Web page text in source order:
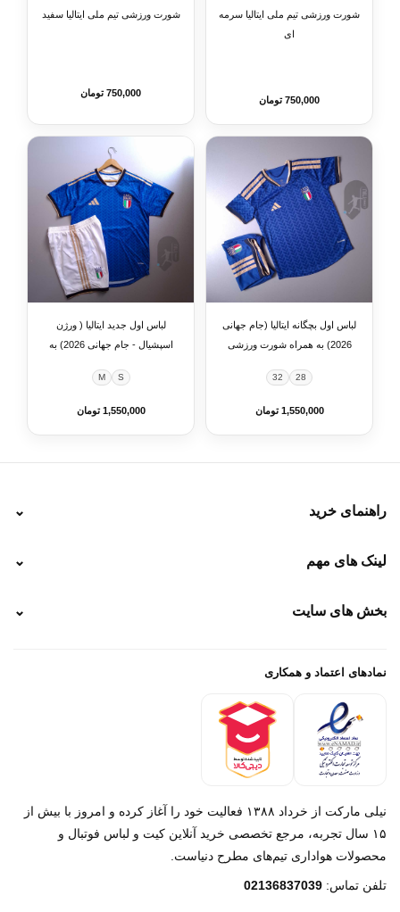
شورت ورزشی تیم ملی ایتالیا سرمه
ای
750,000 تومان
شورت ورزشی تیم ملی ایتالیا سفید
750,000 تومان
لباس اول بچگانه ایتالیا (جام جهانی
2026) به همراه شورت ورزشی
28
32
1,550,000 تومان
لباس اول جدید ایتالیا ( ورژن
اسپشیال - جام جهانی 2026) به
S
M
1,550,000 تومان
راهنمای خرید ⌄
نحوه پرداخت
راهنمای سفارش
لینک های مهم ⌄
رهگیری تیپاکس
خرید لباس جدید بارسلونا 2025/2026
بخش های سایت ⌄
پرداخت باز
تماس با ما
نمادهای اعتماد و همکاری
نیلی مارکت از خرداد ۱۳۸۸ فعالیت خود را آغاز کرده و امروز با بیش از
۱۵ سال تجربه، مرجع تخصصی خرید آنلاین کیت و لباس فوتبال و
محصولات هواداری تیم‌های مطرح دنیاست.
تلفن تماس: 02136837039
پشتیبانی روبیکا‌